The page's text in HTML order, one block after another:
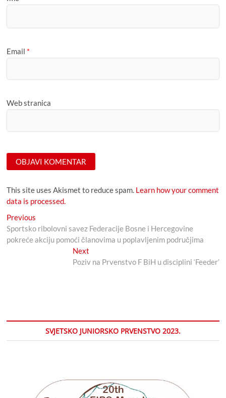
Email *
Web stranica
This site uses Akismet to reduce spam. Learn how your comment
data is processed.
Navigacija
članaka
Previous
post:
Sportsko ribolovni savez Federacije Bosne i Hercegovine
pokreće akciju pomoći članovima u poplavljenim područjima
NextNext
post:
Poziv na Prvenstvo F BiH u disciplini ‘Feeder’
SVJETSKO JUNIORSKO PRVENSTVO 2023.